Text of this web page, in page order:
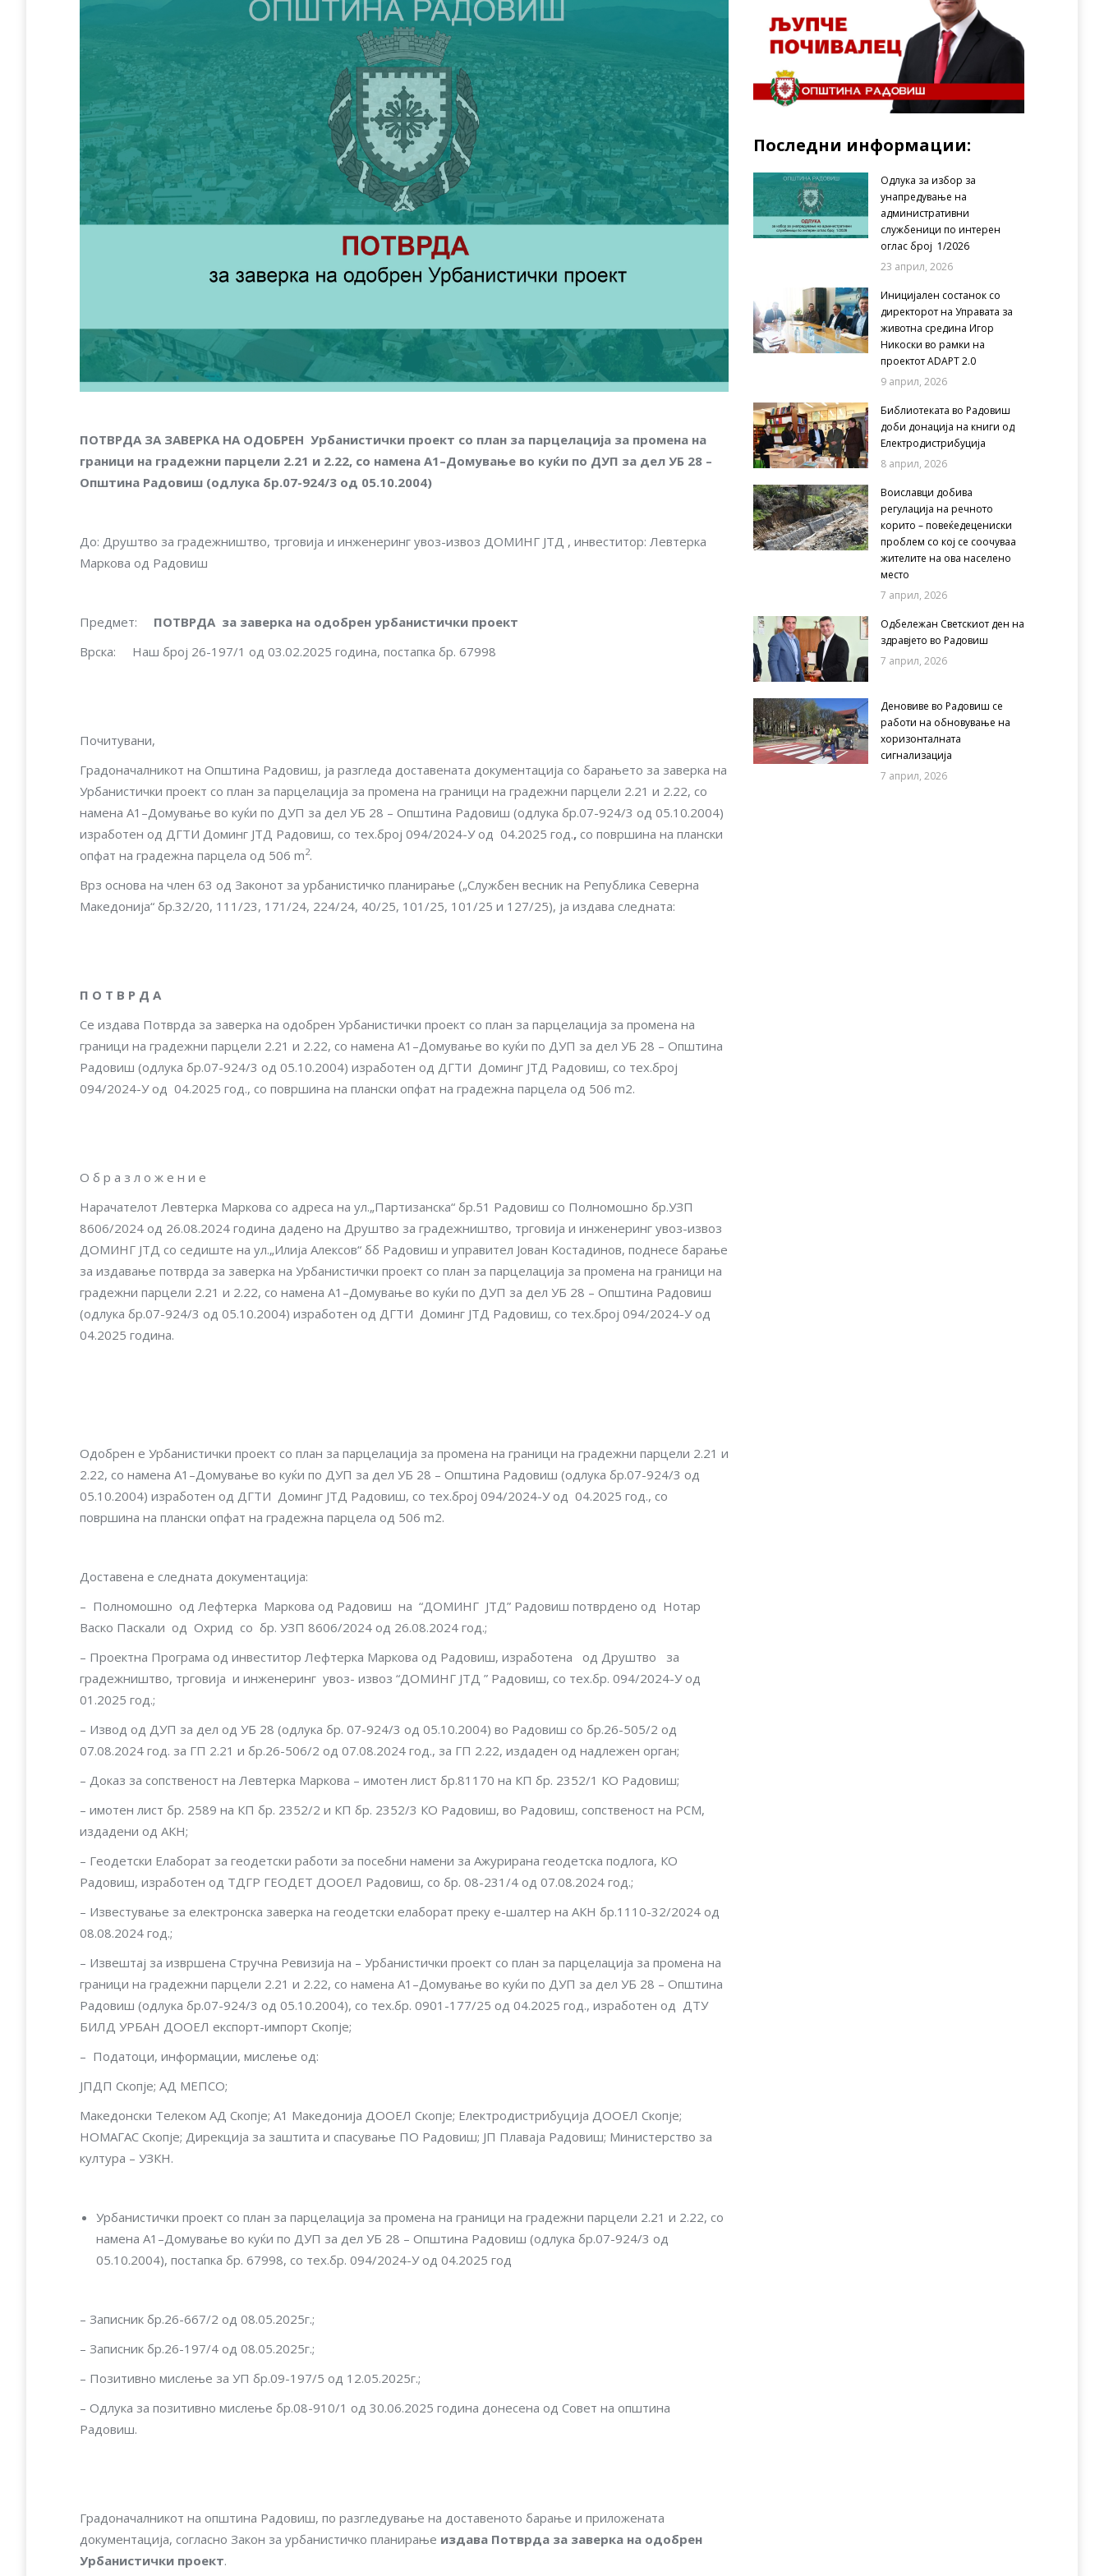
ПОТВРДА ЗА ЗАВЕРКА НА ОДОБРЕН Урбанистички проект со план за парцелација за промена на
граници на градежни парцели 2.21 и 2.22, со намена А1–Домување во куќи по ДУП за дел УБ 28 –
Општина Радовиш (одлука бр.07-924/3 од 05.10.2004)
До: Друштво за градежништво, трговија и инженеринг увоз-извоз ДОМИНГ ЈТД , инвеститор: Левтерка
Маркова од Радовиш
Предмет: ПОТВРДА за заверка на одобрен урбанистички проект
Врска: Наш брoj 26-197/1 од 03.02.2025 година, постапка бр. 67998
Почитувани,
Градоначалникот на Општина Радовиш, ја разгледа доставената дoкументација со барањето за заверка на
Урбанистички проект со план за парцелација за промена на граници на градежни парцели 2.21 и 2.22, со
намена А1–Домување во куќи по ДУП за дел УБ 28 – Општина Радовиш (одлука бр.07-924/3 од 05.10.2004)
изработен од ДГТИ Доминг ЈТД Радовиш, со тех.број 094/2024-У од 04.2025 год., со површина на плански
опфат на градежна парцела од 506 m2.
Врз основа на член 63 од Законот за урбанистичко планирање („Службен весник на Република Северна
Македонија“ бр.32/20, 111/23, 171/24, 224/24, 40/25, 101/25, 101/25 и 127/25), ја издава следната:
П О Т В Р Д А
Се издава Потврда за заверка на одобрен Урбанистички проект со план за парцелација за промена на
граници на градежни парцели 2.21 и 2.22, со намена А1–Домување во куќи по ДУП за дел УБ 28 – Општина
Радовиш (одлука бр.07-924/3 од 05.10.2004) изработен од ДГТИ Доминг ЈТД Радовиш, со тех.број
094/2024-У од 04.2025 год., со површина на плански опфат на градежна парцела од 506 m2.
О б р а з л о ж е н и е
Нарачателот Левтерка Маркова со адреса на ул.„Партизанска“ бр.51 Радовиш со Полномошно бр.УЗП
8606/2024 од 26.08.2024 година дадено на Друштво за градежништво, трговија и инженеринг увоз-извоз
ДОМИНГ ЈТД со седиште на ул.„Илија Алексов“ бб Радовиш и управител Јован Костадинов, поднесе барање
за издавање потврда за заверка на Урбанистички проект со план за парцелација за промена на граници на
градежни парцели 2.21 и 2.22, со намена А1–Домување во куќи по ДУП за дел УБ 28 – Општина Радовиш
(одлука бр.07-924/3 од 05.10.2004) изработен од ДГТИ Доминг ЈТД Радовиш, со тех.број 094/2024-У од
04.2025 година.
Одобрен е Урбанистички проект со план за парцелација за промена на граници на градежни парцели 2.21 и
2.22, со намена А1–Домување во куќи по ДУП за дел УБ 28 – Општина Радовиш (одлука бр.07-924/3 од
05.10.2004) изработен од ДГТИ Доминг ЈТД Радовиш, со тех.број 094/2024-У од 04.2025 год., со
површина на плански опфат на градежна парцела од 506 m2.
Доставена е следната документација:
– Полномошно од Лефтерка Маркова од Радовиш на “ДОМИНГ ЈТД” Радовиш потврдено од Нотар
Васко Паскали од Охрид со бр. УЗП 8606/2024 од 26.08.2024 год.;
– Проектна Програма од инвеститор Лефтерка Маркова од Радовиш, изработена од Друштво за
градежништво, трговија и инженеринг увоз- извоз “ДОМИНГ ЈТД ” Радовиш, со тех.бр. 094/2024-У од
01.2025 год.;
– Извод од ДУП за дел од УБ 28 (одлука бр. 07-924/3 од 05.10.2004) во Радовиш со бр.26-505/2 од
07.08.2024 год. за ГП 2.21 и бр.26-506/2 од 07.08.2024 год., за ГП 2.22, издаден од надлежен орган;
– Доказ за сопственост на Левтерка Маркова – имотен лист бр.81170 на КП бр. 2352/1 КО Радовиш;
– имотен лист бр. 2589 на КП бр. 2352/2 и КП бр. 2352/3 КО Радовиш, во Радовиш, сопственост на РСМ,
издадени од АКН;
– Геодетски Елаборат за геодетски работи за посебни намени за Ажурирана геодетска подлога, КО
Радовиш, изработен од ТДГР ГЕОДЕТ ДООЕЛ Радовиш, со бр. 08-231/4 од 07.08.2024 год.;
– Известување за електронска заверка на геодетски елаборат преку е-шалтер на АКН бр.1110-32/2024 од
08.08.2024 год.;
– Извештај за извршена Стручна Ревизија на – Урбанистички проект со план за парцелација за промена на
граници на градежни парцели 2.21 и 2.22, со намена А1–Домување во куќи по ДУП за дел УБ 28 – Општина
Радовиш (одлука бр.07-924/3 од 05.10.2004), со тех.бр. 0901-177/25 од 04.2025 год., изработен од ДТУ
БИЛД УРБАН ДООЕЛ експорт-импорт Скопје;
– Податоци, информации, мислење од:
ЈПДП Скопје; АД МЕПСО;
Македонски Телеком АД Скопје; А1 Македонија ДООЕЛ Скопје; Електродистрибуција ДООЕЛ Скопје;
НОМАГАС Скопје; Дирекција за заштита и спасување ПО Радовиш; ЈП Плаваја Радовиш; Mинистерство за
култура – УЗКН.
Урбанистички проект со план за парцелација за промена на граници на градежни парцели 2.21 и 2.22, со
намена А1–Домување во куќи по ДУП за дел УБ 28 – Општина Радовиш (одлука бр.07-924/3 од
05.10.2004), постапка бр. 67998, со тех.бр. 094/2024-У од 04.2025 год
– Записник бр.26-667/2 од 08.05.2025г.;
– Записник бр.26-197/4 од 08.05.2025г.;
– Позитивно мислење за УП бр.09-197/5 од 12.05.2025г.;
– Одлука за позитивно мислење бр.08-910/1 од 30.06.2025 година донесена од Совет на општина
Радовиш.
Градоначалникот на општина Радовиш, по разгледување на доставеното барање и приложената
документација, согласно Закон за урбанистичко планирање издава Потврда за заверка на одобрен
Урбанистички проект.
Последни информации:
Одлука за избор за
унапредување на
административни
службеници по интерен
оглас број 1/2026
23 април, 2026
Иницијален состанок со
директорот на Управата за
животна средина Игор
Никоски во рамки на
проектот ADAPT 2.0
9 април, 2026
Библиотеката во Радовиш
доби донација на книги од
Електродистрибуција
8 април, 2026
Воиславци добива
регулација на речното
корито – повеќедецениски
проблем со кој се соочуваа
жителите на ова населено
место
7 април, 2026
Одбележан Светскиот ден на
здравјето во Радовиш
7 април, 2026
Деновиве во Радовиш се
работи на обновување на
хоризонталната
сигнализација
7 април, 2026